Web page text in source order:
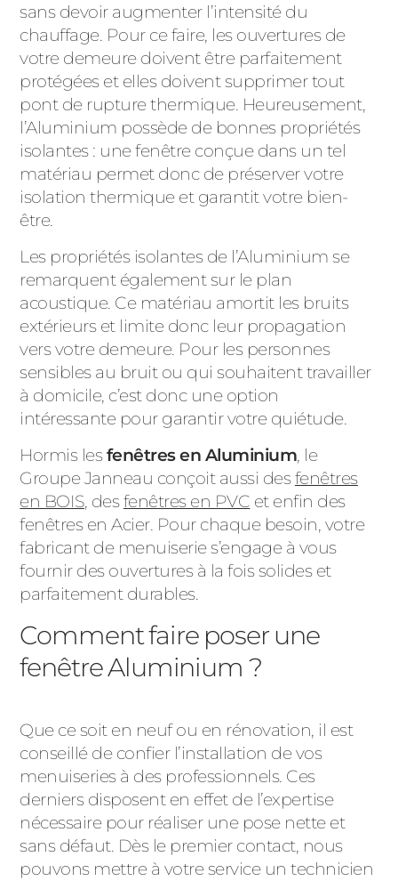
sans devoir augmenter l’intensité du
chauffage. Pour ce faire, les ouvertures de
votre demeure doivent être parfaitement
protégées et elles doivent supprimer tout
pont de rupture thermique. Heureusement,
l’Aluminium possède de bonnes propriétés
isolantes : une fenêtre conçue dans un tel
matériau permet donc de préserver votre
isolation thermique et garantit votre bien-
être.
Les propriétés isolantes de l’Aluminium se
remarquent également sur le plan
acoustique. Ce matériau amortit les bruits
extérieurs et limite donc leur propagation
vers votre demeure. Pour les personnes
sensibles au bruit ou qui souhaitent travailler
à domicile, c’est donc une option
intéressante pour garantir votre quiétude.
Hormis lesfenêtres en Aluminium, le
Groupe Janneau conçoit aussi desfenêtres
en BOIS, desfenêtres en PVC et enfin des
fenêtres en Acier. Pour chaque besoin, votre
fabricant de menuiserie s’engage à vous
fournir des ouvertures à la fois solides et
parfaitement durables.
Comment faire poser une
fenêtre Aluminium ?
Que ce soit en neuf ou en rénovation, il est
conseillé de confier l’installation de vos
menuiseries à des professionnels. Ces
derniers disposent en effet de l’expertise
nécessaire pour réaliser une pose nette et
sans défaut. Dès le premier contact, nous
pouvons mettre à votre service un technicien